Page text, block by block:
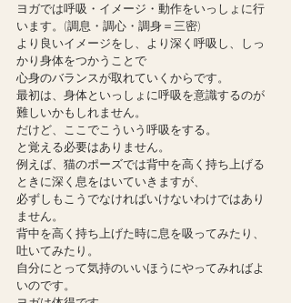
ヨガでは呼吸・イメージ・動作をいっしょに行
います。(調息・調心・調身＝三密)
より良いイメージをし、より深く呼吸し、しっ
かり身体をつかうことで
心身のバランスが取れていくからです。
最初は、身体といっしょに呼吸を意識するのが
難しいかもしれません。
だけど、ここでこういう呼吸をする。
と覚える必要はありません。
例えば、猫のポーズでは背中を高く持ち上げる
ときに深く息をはいていきますが、
必ずしもこうでなければいけないわけではあり
ません。
背中を高く持ち上げた時に息を吸ってみたり、
吐いてみたり。
自分にとって気持のいいほうにやってみればよ
いのです。